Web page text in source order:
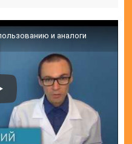
и аналоги